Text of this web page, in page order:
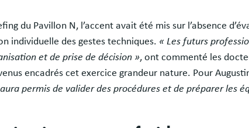
du Pavillon N, l’accent avait été mis sur l’absence
individuelle des gestes techniques. « Les futurs
et de prise de décision », ont commenté les
encadrés cet exercice grandeur nature. Pour
permis de valider des procédures et de préparer les